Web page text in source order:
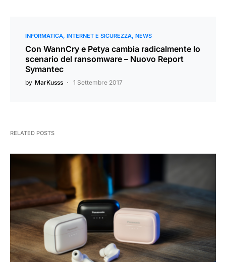
INFORMATICA INTERNET E SICUREZZA NEWS
Con WannCry e Petya cambia radicalmente lo
scenario del ransomware – Nuovo Report
Symantec
by MarKusss 1 Settembre 2017
RELATED POSTS